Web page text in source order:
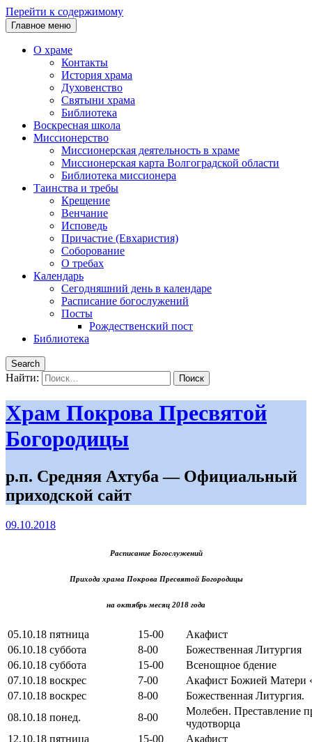
Перейти к содержимому
Главное меню
О храме
Контакты
История храма
Духовенство
Святыни храма
Библиотека
Воскресная школа
Миссионерство
Миссионерская деятельность в храме
Миссионерская карта Волгоградской области
Библиотека миссионера
Таинства и требы
Крещение
Венчание
Исповедь
Причастие (Евхаристия)
Соборование
О требах
Календарь
Сегодняшний день в календаре
Расписание богослужений
Посты
Рождественский пост
Библиотека
Search
Найти:
Храм Покрова Пресвятой
Богородицы
р.п. Средняя Ахтуба — Официальный
приходской сайт
09.10.2018
Расписание Богослужений
Прихода храма Покрова Пресвятой Богородицы
на октябрь месяц 2018 года
05.10.18 пятница 15-00
Акафист
06.10.18 суббота
8-00
Божественная Литургия
06.10.18 суббота
15-00
Всенощное бдение
07.10.18 воскрес
7-00
Акафист Божией Матери
07.10.18 воскрес
8-00
Божественная Литургия.
08.10.18 понед.
8-00
Молебен. Преставление
чудотворца
12.10.18 пятница
15-00
Акафист